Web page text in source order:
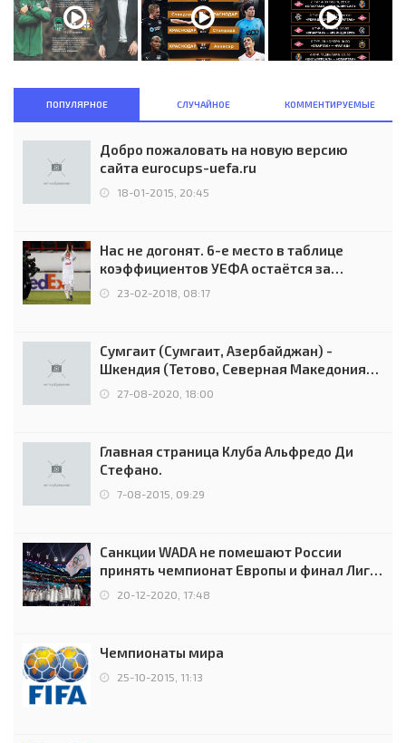
ПОПУЛЯРНОЕ СЛУЧАЙНОЕ КОММЕНТИРУЕМЫЕ
Добро пожаловать на новую версию
сайта eurocups-uefa.ru
18-01-2015, 20:45
Нас не догонят. 6-е место в таблице
коэффициентов УЕФА остаётся за
Россией
23-02-2018, 08:17
Сумгаит (Сумгаит, Азербайджан) -
Шкендия (Тетово, Северная Македония) -
0:2 (0:0)
27-08-2020, 18:00
Главная страница Клуба Альфредо Ди
Стефано.
7-08-2015, 09:29
Санкции WADA не помешают России
принять чемпионат Европы и финал Лиги
чемпионов.
20-12-2020, 17:48
Чемпионаты мира
25-10-2015, 11:13